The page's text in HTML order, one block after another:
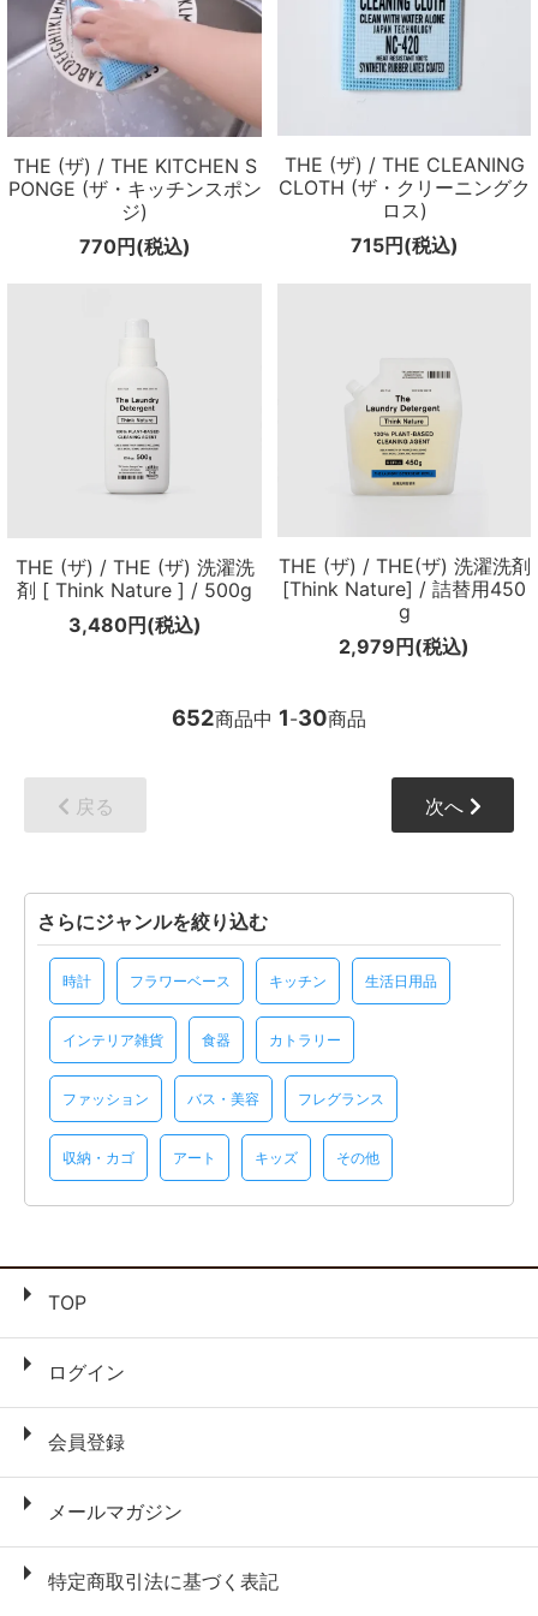
THE (ザ) / THE KITCHEN S
PONGE (ザ・キッチンスポン
ジ)
770円(税込)
THE (ザ) / THE CLEANING
CLOTH (ザ・クリーニングク
ロス)
715円(税込)
THE (ザ) / THE (ザ) 洗濯洗
剤 [ Think Nature ] / 500g
3,480円(税込)
THE (ザ) / THE(ザ) 洗濯洗剤
[Think Nature] / 詰替用450
g
2,979円(税込)
652商品中 1-30商品
戻る 次へ
さらにジャンルを絞り込む
時計 フラワーベース キッチン 生活日用品
インテリア雑貨 食器 カトラリー
ファッション バス・美容 フレグランス
収納・カゴ アート キッズ その他
TOP
ログイン
会員登録
メールマガジン
特定商取引法に基づく表記